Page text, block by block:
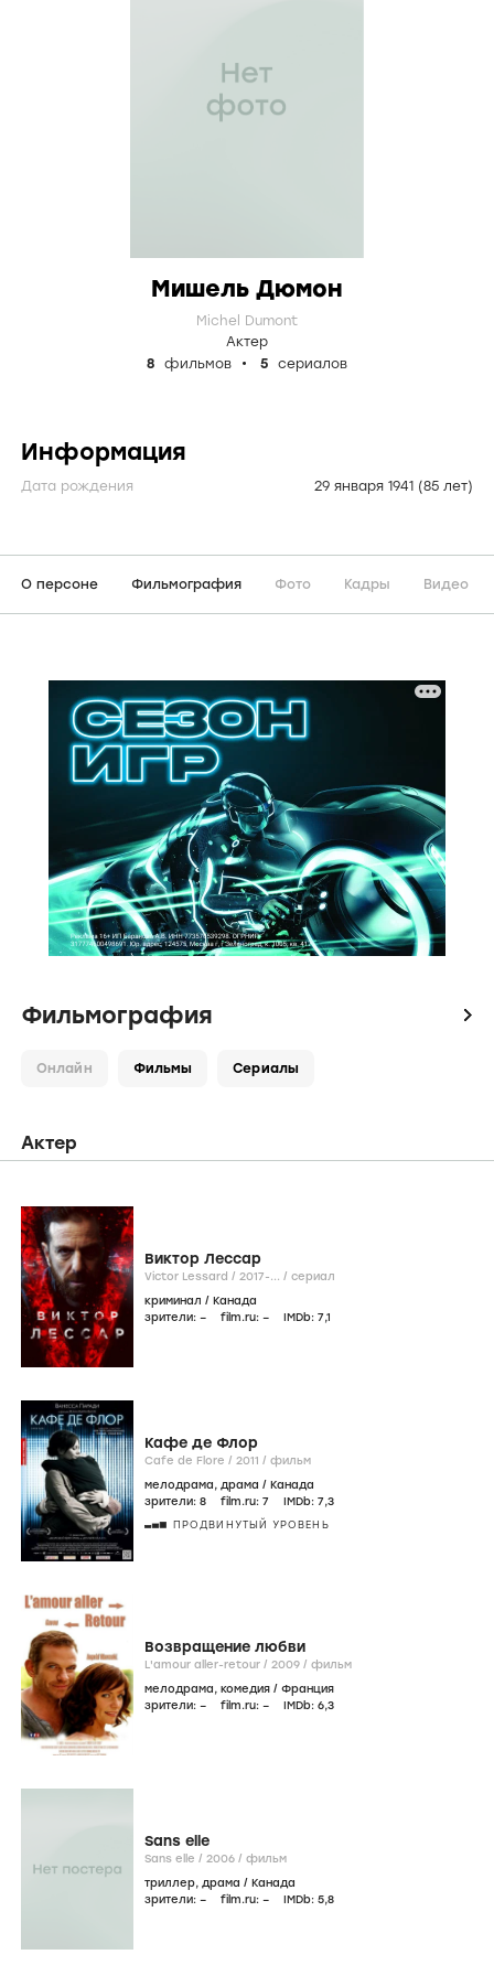
Мишель Дюмон
Michel Dumont
Актер
8
фильмов 5 сериалов
Информация
Дата рождения 29 января 1941 (85 лет)
О персоне Фильмография Фото Кадры Видео
Фильмография icon
Онлайн Фильмы Сериалы
Актер
Виктор Лессар
Victor Lessard / 2017-... / сериал
криминал / Канада
зрители: – film.ru: – IMDb: 7,1
Кафе де Флор
Cafe de Flore / 2011 / фильм
мелодрама, драма / Канада
зрители: 8 film.ru: 7 IMDb: 7,3
ПРОДВИНУТЫЙ УРОВЕНЬ
Возвращение любви
L'amour aller-retour / 2009 / фильм
мелодрама, комедия / Франция
зрители: – film.ru: – IMDb: 6,3
Sans elle
Sans elle / 2006 / фильм
триллер, драма / Канада
зрители: – film.ru: – IMDb: 5,8